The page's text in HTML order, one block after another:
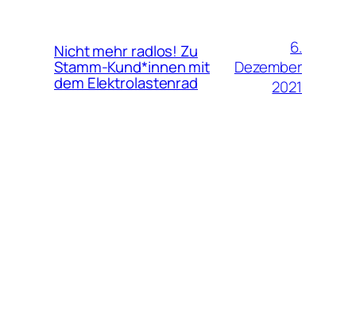
Nicht mehr radlos! Zu
Stamm-Kund*innen mit
dem Elektrolastenrad
6.
Dezember
2021